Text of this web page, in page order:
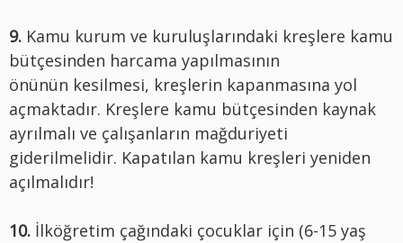
9. Kamu kurum ve kuruluşlarındaki kreşlere kamu
bütçesinden harcama yapılmasının
önünün kesilmesi, kreşlerin kapanmasına yol
açmaktadır. Kreşlere kamu bütçesinden kaynak
ayrılmalı ve çalışanların mağduriyeti
giderilmelidir. Kapatılan kamu kreşleri yeniden
açılmalıdır!
10. İlköğretim çağındaki çocuklar için (6-15 yaş